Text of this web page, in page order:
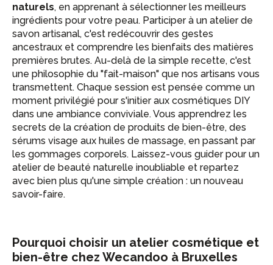
naturels, en apprenant à sélectionner les meilleurs
ingrédients pour votre peau. Participer à un atelier de
savon artisanal, c'est redécouvrir des gestes
ancestraux et comprendre les bienfaits des matières
premières brutes. Au-delà de la simple recette, c'est
une philosophie du "fait-maison" que nos artisans vous
transmettent. Chaque session est pensée comme un
moment privilégié pour s'initier aux cosmétiques DIY
dans une ambiance conviviale. Vous apprendrez les
secrets de la création de produits de bien-être, des
sérums visage aux huiles de massage, en passant par
les gommages corporels. Laissez-vous guider pour un
atelier de beauté naturelle inoubliable et repartez
avec bien plus qu'une simple création : un nouveau
savoir-faire.
Pourquoi choisir un atelier cosmétique et
bien-être chez Wecandoo à Bruxelles